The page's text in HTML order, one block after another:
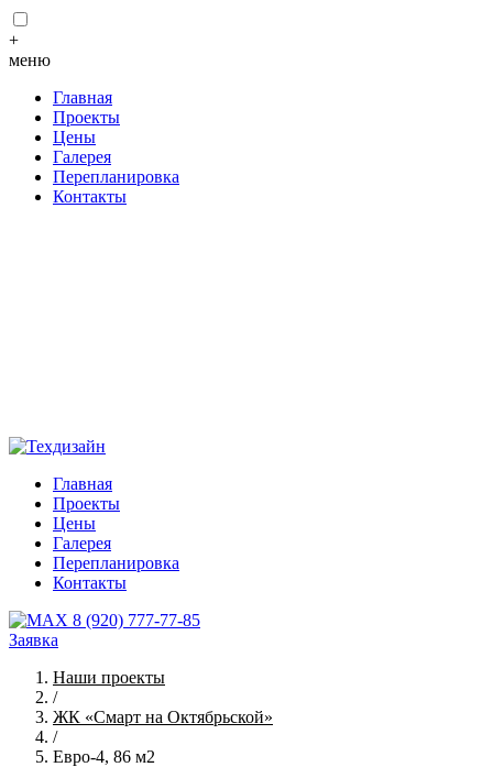
+
меню
Главная
Проекты
Цены
Галерея
Перепланировка
Контакты
Главная
Проекты
Цены
Галерея
Перепланировка
Контакты
8 (920) 777-77-85
Заявка
Наши проекты
/
ЖК «Смарт на Октябрьской»
/
Евро-4, 86 м2